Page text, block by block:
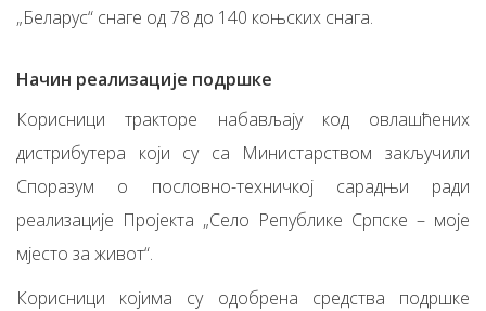
„Беларус“ снаге од 78 до 140 коњских снага.
Начин реализације подршке
Корисници тракторе набављају код овлашћених
дистрибутера који су са Министарством закључили
Споразум о пословно-техничкој сарадњи ради
реализације Пројекта „Село Републике Српске – моје
мјесто за живот“.
Корисници којима су одобрена средства подршке